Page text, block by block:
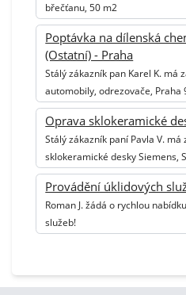
břečťanu, 50 m2
Poptávka na dílenská
(Ostatní) - Praha
Stálý zákazník pan Karel K. má
automobily, odrezovače, Praha
Oprava sklokeramické
Stálý zákazník paní Pavla V. má
sklokeramické desky Siemens,
Provádění úklidových
Roman J. žádá o rychlou
služeb!